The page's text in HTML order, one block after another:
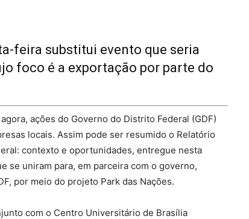
feira substitui evento que seria
foco é a exportação por parte do
ações do Governo do Distrito Federal (GDF)
locais. Assim pode ser resumido o Relatório
contexto e oportunidades, entregue nesta
se uniram para, em parceira com o governo,
por meio do projeto Park das Nações.
com o Centro Universitário de Brasília